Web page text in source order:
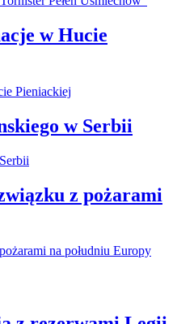
w Hucie
w Serbii
z pożarami